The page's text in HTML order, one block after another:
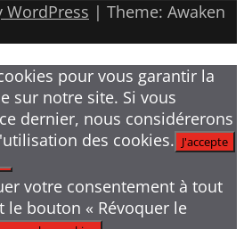
WordPress | Theme: Awaken
pour vous garantir la
sur notre site. Si vous
dernier, nous considérerons
des cookies. J'accepte
votre consentement à tout
bouton « Révoquer le